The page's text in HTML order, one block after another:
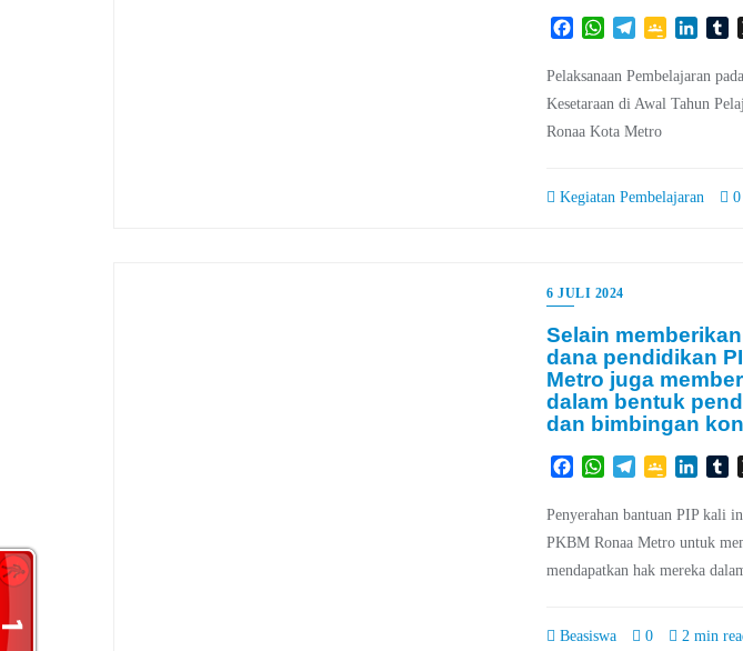
FacebookWhatsApp
TelegramGoogle
Pelaksanaan Pembelajaran
Kesetaraan di Awal Tahun
Ronaa Kota Metro
Kegiatan Pembelajaran 0
6 JULI 2024
Selain
dana pendidikan
Metro juga
dalam bentuk
dan bimbingan
FacebookWhatsApp
TelegramGoogle
Penyerahan bantuan PIP kali
PKBM Ronaa Metro untuk
mendapatkan hak mereka
Beasiswa 0 2 min